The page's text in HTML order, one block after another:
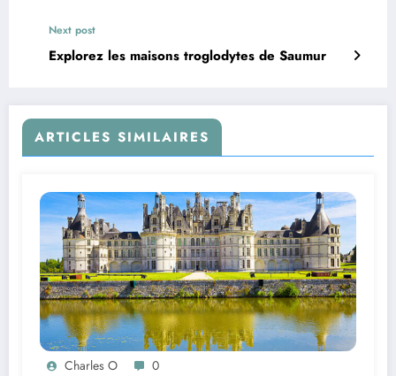
Next post
Explorez les maisons troglodytes de Saumur
ARTICLES SIMILAIRES
Charles O 0